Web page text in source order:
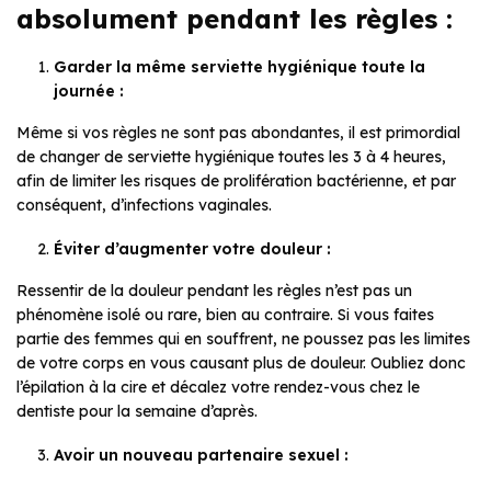
absolument pendant les règles :
Garder la même serviette hygiénique toute la
journée :
Même si vos règles ne sont pas abondantes, il est primordial
de changer de serviette hygiénique toutes les 3 à 4 heures,
afin de limiter les risques de prolifération bactérienne, et par
conséquent, d’infections vaginales.
Éviter d’augmenter votre douleur :
Ressentir de la douleur pendant les règles n’est pas un
phénomène isolé ou rare, bien au contraire. Si vous faites
partie des femmes qui en souffrent, ne poussez pas les limites
de votre corps en vous causant plus de douleur. Oubliez donc
l’épilation à la cire et décalez votre rendez-vous chez le
dentiste pour la semaine d’après.
Avoir un nouveau partenaire sexuel :